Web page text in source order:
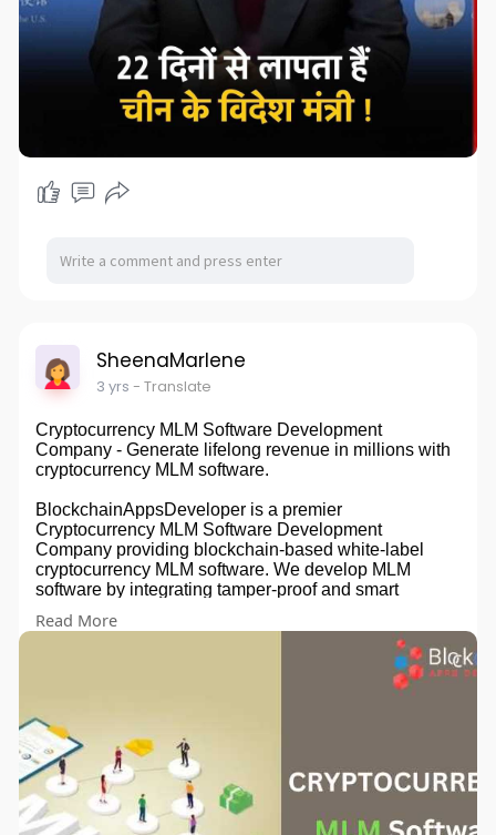
SheenaMarlene
3 yrs - Translate
Cryptocurrency MLM Software Development
Company - Generate lifelong revenue in millions with
cryptocurrency MLM software.
BlockchainAppsDeveloper is a premier
Cryptocurrency MLM Software Development
Company providing blockchain-based white-label
cryptocurrency MLM software. We develop MLM
software by integrating tamper-proof and smart
#eos
#mlmsuccess #usa #southkorea
#france
Read More